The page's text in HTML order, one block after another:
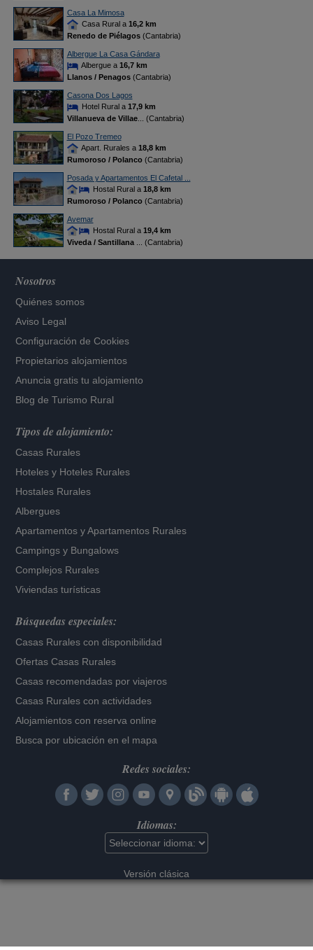
Casa La Mimosa
Casa Rural a 16,2 km
Renedo de Piélagos(Cantabria)
Albergue La Casa Gándara
Albergue a 16,7 km
Llanos / Penagos(Cantabria)
Casona Dos Lagos
Hotel Rural a 17,9 km
Villanueva de Villae... (Cantabria)
El Pozo Tremeo
Apart. Rurales a 18,8 km
Rumoroso / Polanco(Cantabria)
Posada y Apartamentos El Cafetal ...
Hostal Rural a 18,8 km
Rumoroso / Polanco(Cantabria)
Avemar
Hostal Rural a 19,4 km
Viveda / Santillana
... (Cantabria)
Nosotros
Quiénes somos
Aviso Legal
Configuración de Cookies
Propietarios alojamientos
Anuncia gratis tu alojamiento
Blog de Turismo Rural
Tipos de alojamiento:
Casas Rurales
Hoteles y Hoteles Rurales
Hostales Rurales
Albergues
Apartamentos yApartamentos Rurales
Campings y Bungalows
Complejos Rurales
Viviendas turísticas
Búsquedas especiales:
Casas Rurales con disponibilidad
Ofertas Casas Rurales
Casas recomendadas por viajeros
Casas Rurales con actividades
Alojamientos con reserva online
Busca por ubicación en el mapa
Redes sociales:
Idiomas:
Versión clásica